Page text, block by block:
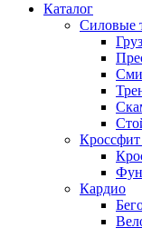
Каталог
Силовые
Кардио